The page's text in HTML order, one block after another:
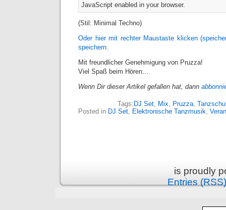
JavaScript enabled in your browser.
(Stil: Minimal Techno)
Oder hier mit rechter Maustaste klicken
speichern.
Mit freundlicher Genehmigung von Pruzza!
Viel Spaß beim Hören…
Wenn Dir dieser Artikel gefallen hat, dann
Tags: DJ Set, Mix, Pruzza,
Posted in DJ Set, Elektronische Tanzmusik,
is proudly
Entries (RSS)